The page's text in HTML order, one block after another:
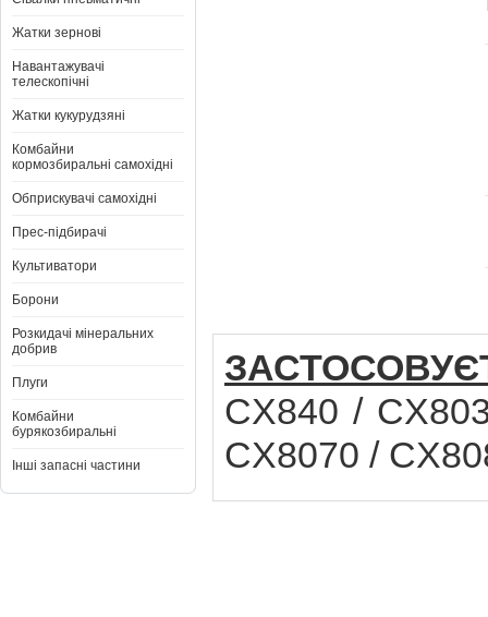
Жатки зернові
Навантажувачі
телескопічні
Жатки кукурудзяні
Комбайни
кормозбиральні самохідні
Обприскувачі самохідні
Прес-підбирачі
Культиватори
Борони
Розкидачі мінеральних
добрив
Плуги
Комбайни
бурякозбиральні
Інші запасні частини
CX840 /
CX8070 /